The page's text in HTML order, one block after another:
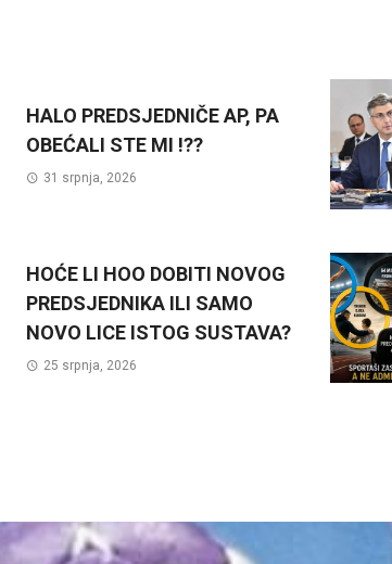
HALO PREDSJEDNIČE AP, PA
OBEĆALI STE MI !??
31 srpnja, 2026
HOĆE LI HOO DOBITI NOVOG
PREDSJEDNIKA ILI SAMO
NOVO LICE ISTOG SUSTAVA?
25 srpnja, 2026